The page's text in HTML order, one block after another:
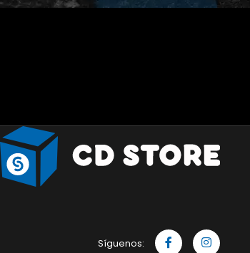
Síguenos: